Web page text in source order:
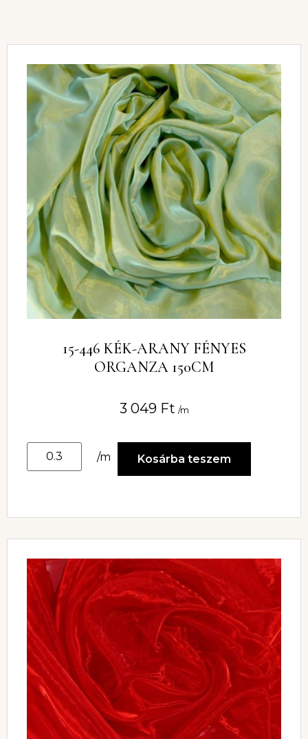
15-446 KÉK-ARANY FÉNYES
ORGANZA 150CM
3 049 Ft /m
/m Kosárba teszem